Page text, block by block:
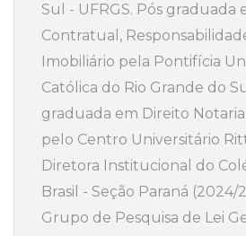
Sul - UFRGS. Pós graduada
Contratual,
Imobiliário pela Pontifícia
Católica do Rio Grande do
graduada em Direito
pelo Centro Universitário
Diretora Institucional do
Brasil - Seção Paraná
Grupo de Pesquisa de Lei